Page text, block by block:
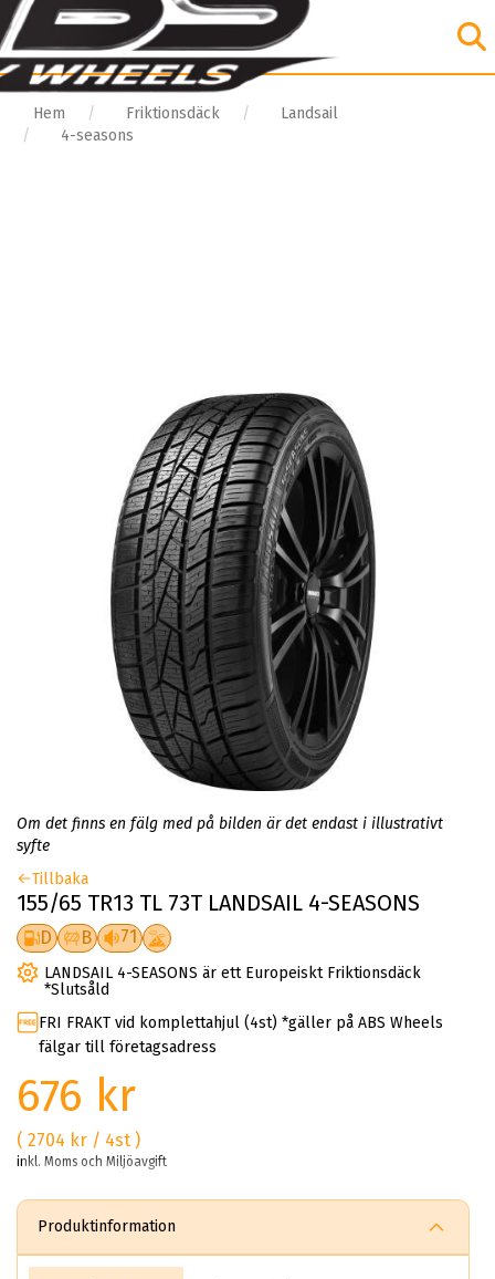
Hem Friktionsdäck
Landsail
4-seasons
Om det finns en fälg med på bilden är det endast i illustrativt
syfte
Tillbaka
155/65 TR13 TL 73T LANDSAIL 4-SEASONS
D B 71
LANDSAIL 4-SEASONS är ett Europeiskt Friktionsdäck
*Slutsåld
FRI FRAKT vid komplettahjul (4st) *gäller på ABS Wheels
fälgar till företagsadress
676 kr
( 2704 kr / 4st )
inkl. Moms och Miljöavgift
Produktinformation